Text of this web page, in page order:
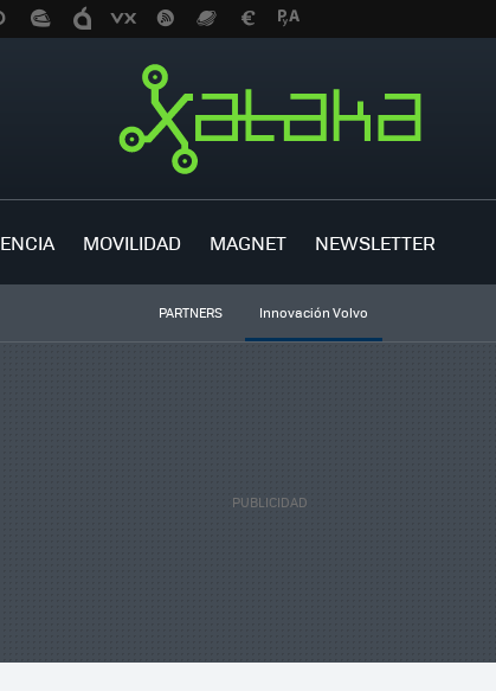
MOVILIDAD MAGNET NEWSLETTER
PARTNERS Innovación Volvo